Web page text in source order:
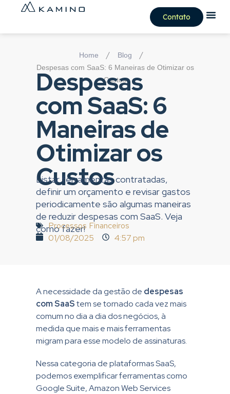
Contato
Home / Blog /
Despesas com SaaS: 6 Maneiras de Otimizar os
Custos
Despesas
com SaaS: 6
Maneiras de
Otimizar os
Custos
Listar ferramentas contratadas,
definir um orçamento e revisar gastos
periodicamente são algumas maneiras
de reduzir despesas com SaaS. Veja
como fazer!
Processos Financeiros
01/08/2025
4:57 pm
A necessidade da gestão de despesas
com SaaStem se tornado cada vez mais
comum no dia a dia dos negócios, à
medida que mais e mais ferramentas
migram para esse modelo de assinaturas.
Nessa categoria de plataformas SaaS,
podemos exemplificar ferramentas como
Google Suite, Amazon Web Services